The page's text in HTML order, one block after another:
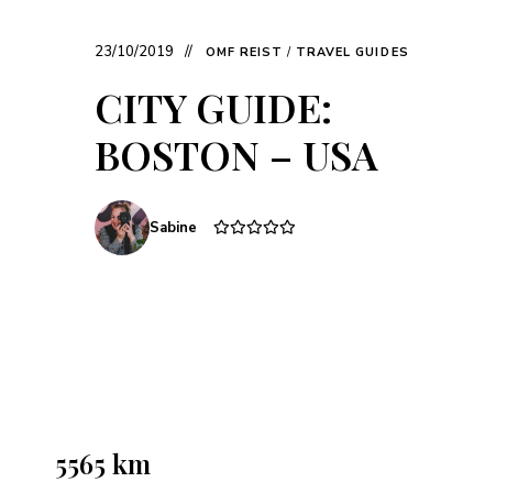
23/10/2019 OMF REIST / TRAVEL GUIDES
CITY GUIDE:
BOSTON – USA
Sabine
5565 km